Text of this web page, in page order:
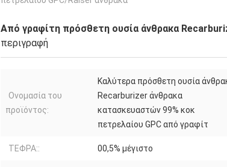
Από γραφίτη πρόσθετη ουσία άνθρακα
περιγραφή
Ονομασία του
προϊόντος:
Καλύτερα πρόσθετη ουσία
Recarburizer άνθρακα
κατασκευαστών 99% κοκ
πετρελαίου GPC από γραφίτ
ΤΕΦΡΑ:: 00,5% μέγιστο